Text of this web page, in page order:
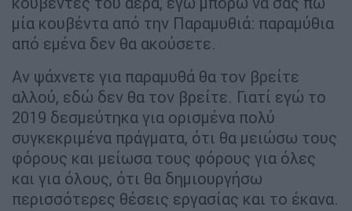
μία κουβέντα από την Παραμυθιά: παραμύθια
από εμένα δεν θα ακούσετε.
Αν ψάχνετε για παραμυθά θα τον βρείτε
αλλού, εδώ δεν θα τον βρείτε. Γιατί εγώ το
2019 δεσμεύτηκα για ορισμένα πολύ
συγκεκριμένα πράγματα, ότι θα μειώσω τους
φόρους και μείωσα τους φόρους για όλες
και για όλους, ότι θα δημιουργήσω
περισσότερες θέσεις εργασίας και το έκανα.